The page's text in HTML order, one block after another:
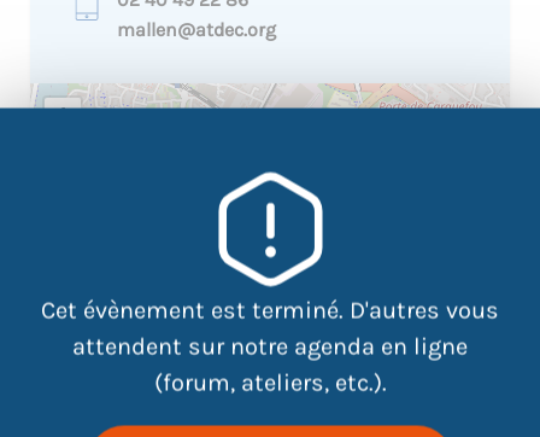
Cet évènement est terminé. D'autres vous
attendent sur notre agenda en ligne
(forum, ateliers, etc.).
mallen@atdec.org
9 rue Augustin Fresnel
+